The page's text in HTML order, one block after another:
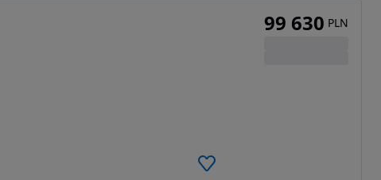
99 630 PLN